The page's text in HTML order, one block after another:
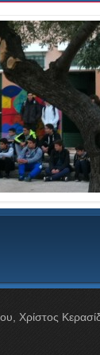
Χρίστος